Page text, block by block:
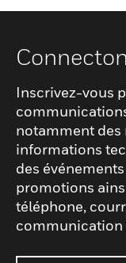
Inscrivez-vous
notamment des
informations
des
promotions
téléphone,
communication